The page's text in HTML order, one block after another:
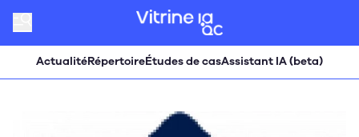
ActualitéRépertoireÉtudes de casAssistant IA (beta)